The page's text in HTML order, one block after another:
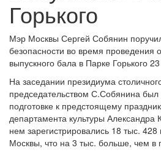
Горького
Мэр Москвы Сергей Собянин
безопасности во время проведения
выпускного бала в Парке Горького
На заседании президиума
председательством С.Собянина
подготовке к предстоящему
департамента культуры Александра
нем зарегистрировались 18 тыс.
Москвы, что на 3 тыс. больше, чем в